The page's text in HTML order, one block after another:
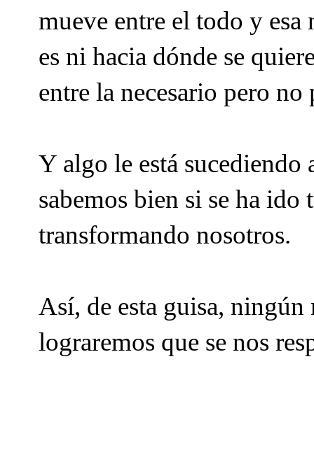
mueve entre el todo y esa
es ni hacia dónde se
entre la necesario pero
Y algo le está sucediendo
sabemos bien si se ha
transformando nosotros.
Así, de esta guisa,
lograremos que se nos